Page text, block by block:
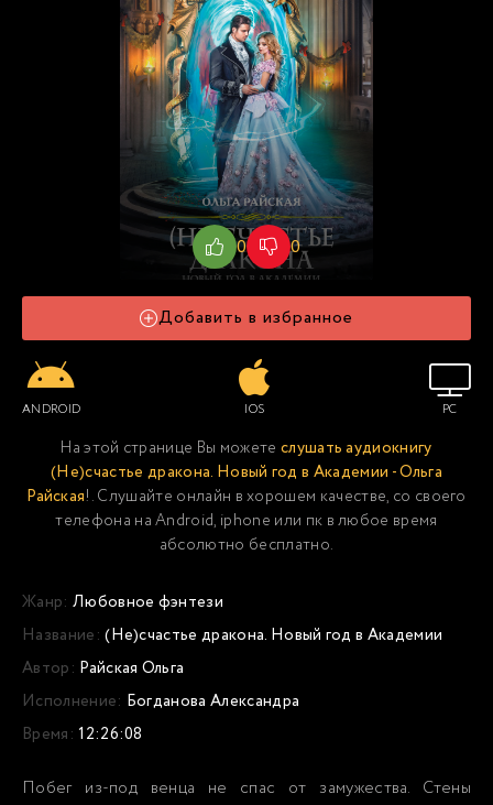
0 0
Добавить в избранное
ANDROID IOS PC
На этой странице Вы можете слушать аудиокнигу
(Не)счастье дракона. Новый год в Академии - Ольга
Райская!. Слушайте онлайн в хорошем качестве, со своего
телефона на Android, iphone или пк в любое время
абсолютно бесплатно.
Жанр: Любовное фэнтези
Название: (Не)счастье дракона. Новый год в Академии
Автор: Райская Ольга
Исполнение: Богданова Александра
Время: 12:26:08
Побег из-под венца не спас от замужества. Стены